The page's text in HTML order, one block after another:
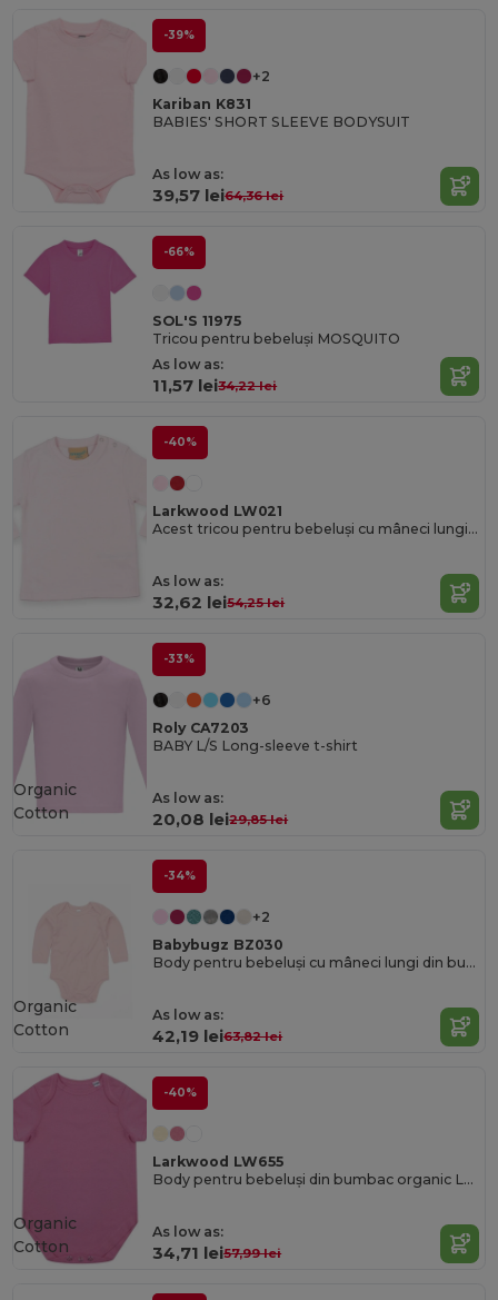
-39%
+2
Kariban K831
BABIES' SHORT SLEEVE BODYSUIT
As low as:
39,57 lei64,36 lei
-66%
SOL'S 11975
Tricou pentru bebeluși MOSQUITO
As low as:
11,57 lei34,22 lei
-40%
Larkwood LW021
Acest tricou pentru bebeluși cu mâneci lungi Larkwood
As low as:
32,62 lei54,25 lei
-33%
+6
Roly CA7203
BABY L/S Long-sleeve t-shirt
As low as:
20,08 lei29,85 lei
Organic
Cotton
-34%
+2
Babybugz BZ030
Body pentru bebeluși cu mâneci lungi din bumbac organic
As low as:
42,19 lei63,82 lei
Organic
Cotton
-40%
Larkwood LW655
Body pentru bebeluși din bumbac organic Larkwood
As low as:
34,71 lei57,99 lei
Organic
Cotton